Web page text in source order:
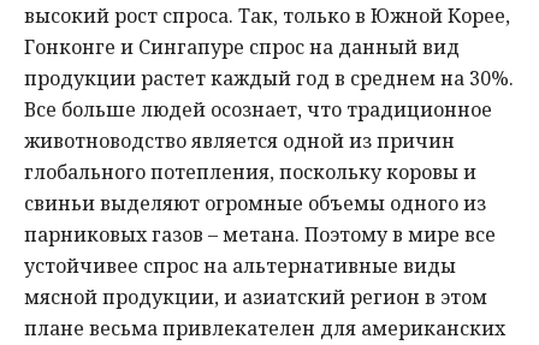
высокий рост спроса. Так, только в Южной Корее,
Гонконге и Сингапуре спрос на данный вид
продукции растет каждый год в среднем на 30%.
Все больше людей осознает, что традиционное
животноводство является одной из причин
глобального потепления, поскольку коровы и
свиньи выделяют огромные объемы одного из
парниковых газов – метана. Поэтому в мире все
устойчивее спрос на альтернативные виды
мясной продукции, и азиатский регион в этом
плане весьма привлекателен для американских